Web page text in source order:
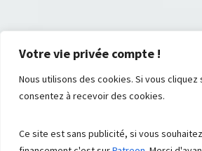
Votre vie privée compte !
Nous utilisons des cookies. Si vous cliquez
consentez à recevoir des cookies.
Ce site est sans publicité, si vous
Suite48Aidez-nous